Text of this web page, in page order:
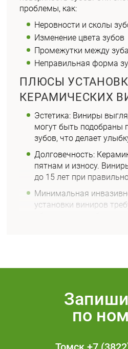
проблемы, как:
Неровности и сколы
Изменение цвета зубов
Промежутки между
Неправильная форма
ПЛЮСЫ
КЕРАМИЧЕСКИХ
Эстетика: Виниры
могут быть подобраны
зубов, что делает
Долговечность:
пятнам и износу.
до 15 лет при
Минимальная
установки виниров
прочностью и могут
Устойчивость к
обычных зубов, виниры
окрашиванию от кофе,
по